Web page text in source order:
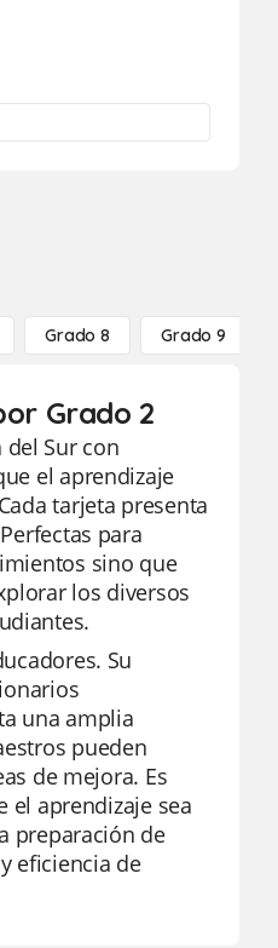
Grado 8 Grado 9
Grado 2
Sur con
el aprendizaje
tarjeta presenta
para
sino que
los diversos
Su
una amplia
pueden
de mejora. Es
el aprendizaje sea
preparación de
eficiencia de